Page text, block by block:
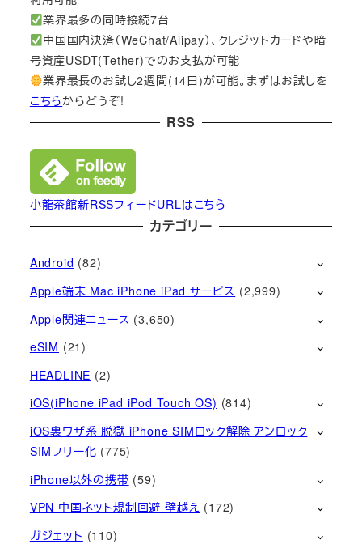
業界最多の同時接続7台
中国国内決済（WeChat/Alipay）、クレジットカードや暗
号資産USDT(Tether)でのお支払が可能
業界最長のお試し2週間(14日)が可能。まずはお試しを
こちらからどうぞ!
RSS
小龍茶館新RSSフィードURLはこちら
カテゴリー
Android (82)
Apple端末 Mac iPhone iPad サービス (2,999)
Apple関連ニュース (3,650)
eSIM (21)
HEADLINE (2)
iOS(iPhone iPad iPod Touch OS) (814)
iOS裏ワザ系 脱獄 iPhone SIMロック解除 アンロック
SIMフリー化 (775)
iPhone以外の携帯 (59)
VPN 中国ネット規制回避 壁越え (172)
ガジェット (110)